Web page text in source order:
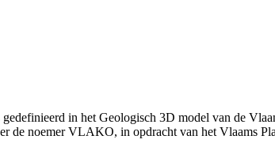
in het Geologisch 3D model van de
de noemer VLAKO, in opdracht van het Vlaams